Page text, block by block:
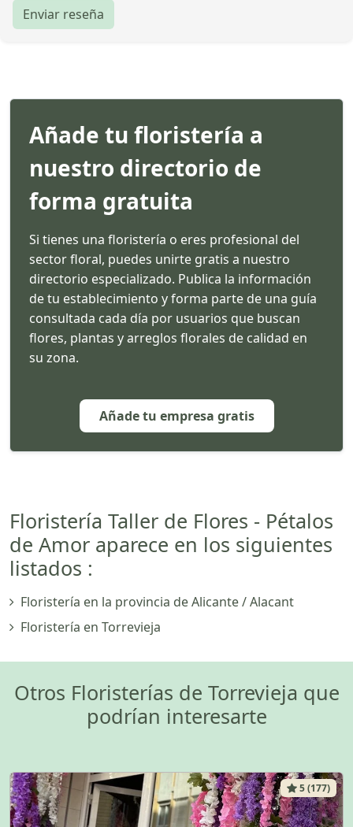
Enviar reseña
Añade tu floristería a
nuestro directorio de
forma gratuita
Si tienes una floristería o eres profesional del
sector floral, puedes unirte gratis a nuestro
directorio especializado. Publica la información
de tu establecimiento y forma parte de una guía
consultada cada día por usuarios que buscan
flores, plantas y arreglos florales de calidad en
su zona.
Añade tu empresa gratis
Floristería Taller de Flores - Pétalos
de Amor aparece en los siguientes
listados :
Floristería en la provincia de Alicante / Alacant
Floristería en Torrevieja
Otros Floristerías de Torrevieja que
podrían interesarte
5 (177)